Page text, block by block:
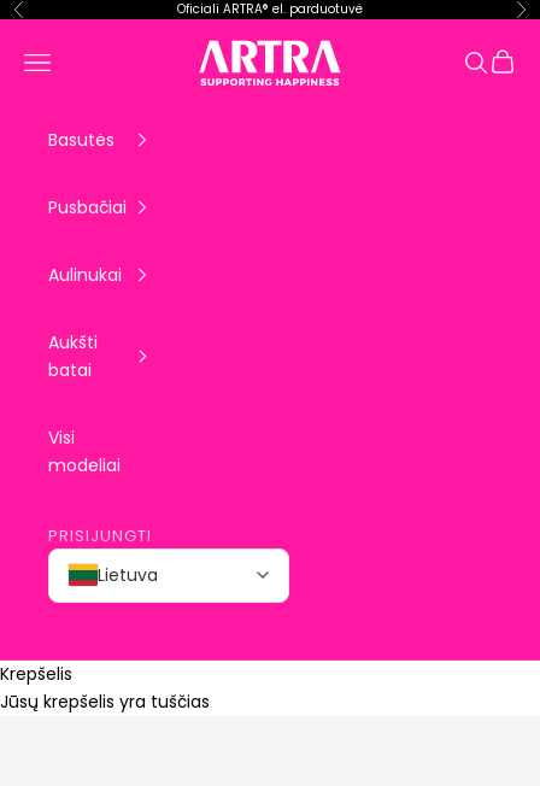
Pereiti prie turinio
Ankstesnis Oficiali ARTRA® el. parduotuvė
ARTRA EU
Meniu Paieška
Basutės
Pusbačiai
Aulinukai
Aukšti
batai
Visi
modeliai
PRISIJUNGTI
Lietuva
Krepšelis
Jūsų krepšelis yra tuščias